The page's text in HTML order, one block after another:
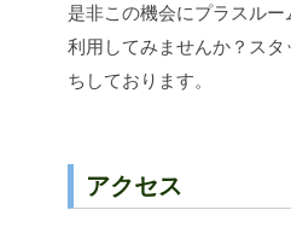
是非この機会にプラスル
利用してみませんか？ス
ちしております。
アクセス